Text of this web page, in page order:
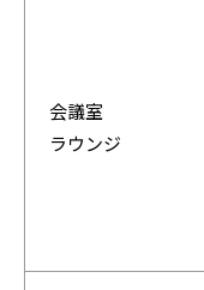
会議室
ラウンジ